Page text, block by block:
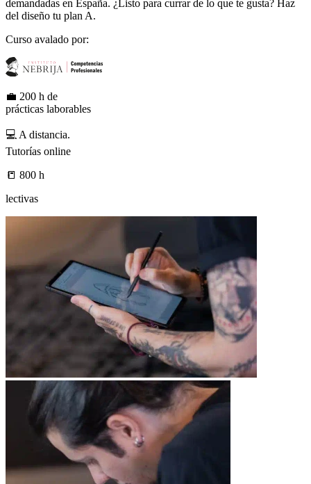
demandadas en España. ¿Listo para currar de lo que te gusta? Haz
del diseño tu plan A.
Curso avalado por:
💼 200 h de
prácticas laborables
💻 A distancia.
Tutorías online
📒 800 h
lectivas